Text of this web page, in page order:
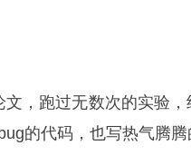
，跑过无数次的实验，
的代码，也写热气腾腾